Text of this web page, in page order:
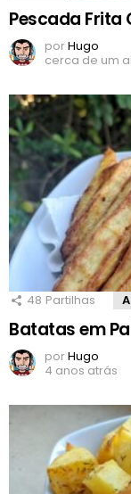
Pescada Frita
porHugo
cerca de um
48 Partilhas
Batatas em
porHugo
4 anos atrás